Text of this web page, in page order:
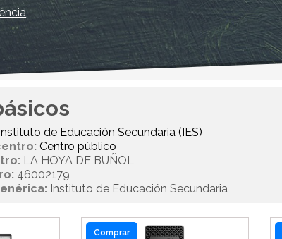
de Educación Secundaria (IES)
Centro público
LA HOYA DE BUÑOL
46002179
Instituto de Educación Secundaria
Comprar